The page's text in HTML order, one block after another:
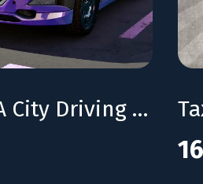
Taxi Life: A City Driving Simulator - Supporter Pack